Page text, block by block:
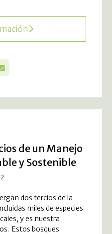
de un Manejo
y Sostenible
dos tercios de la
miles de especies
y es nuestra
Estos bosques